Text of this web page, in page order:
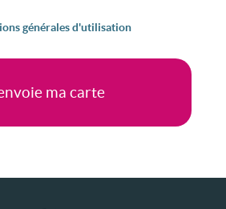
générales d'utilisation